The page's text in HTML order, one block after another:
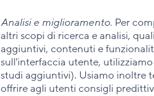
Analisi e miglioramento. Per
altri scopi di ricerca e analisi,
aggiuntivi, contenuti e
sull'interfaccia utente,
studi aggiuntivi). Usiamo inoltre
offrire agli utenti consigli